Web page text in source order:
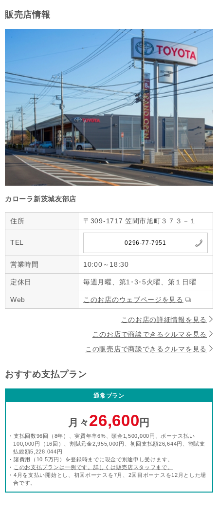
販売店情報
カローラ新茨城友部店
住所 〒309-1717 笠間市旭町３７３－１
TEL 0296-77-7951
営業時間 10:00～18:30
定休日 毎週月曜、第1･3･5火曜、第１日曜
Web このお店のウェブページを見る
このお店の詳細情報を見る
このお店で商談できるクルマを見る
この販売店で商談できるクルマを見る
おすすめ支払プラン
通常プラン
月々26,600 円
・支払回数96回（8年）、実質年率6%、頭金1,500,000円、ボーナス払い
100,000円（16回）、割賦元金2,955,000円、初回支払額26,644円、割賦支
払総額5,228,044円
・諸費用（10.5万円）を登録時までに現金で別途申し受けます。
・ このお支払プランは一例です。詳しくは販売店スタッフまで。
・4月を支払い開始とし、初回ボーナスを7月、2回目ボーナスを12月とした場
合です。